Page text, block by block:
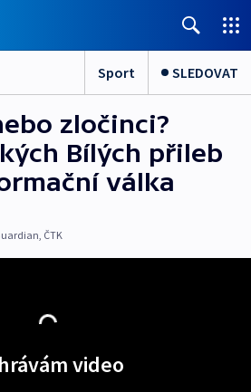
Sport SLEDOVAT
zločinci?
Bílých přileb
válka
, ČTK
video